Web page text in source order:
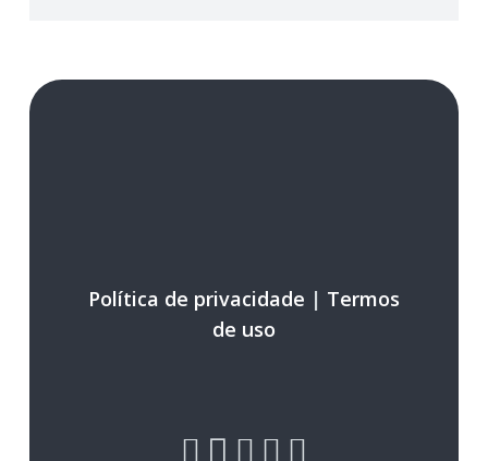
Política de privacidade | Termos
de uso